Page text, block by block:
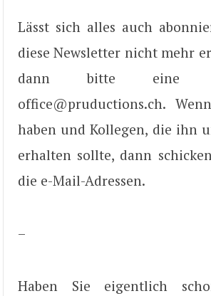
Lässt sich alles auch
diese Newsletter nicht mehr
dann bitte eine
office@pruductions.ch.
haben und Kollegen, die ihn
erhalten sollte, dann
die e-Mail-Adressen.
–
Haben Sie eigentlich